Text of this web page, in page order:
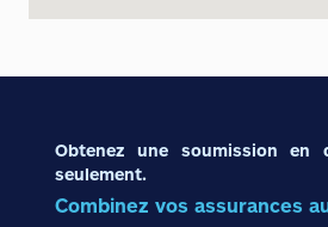
Obtenez une soumission en
seulement.
Combinez vos assurances